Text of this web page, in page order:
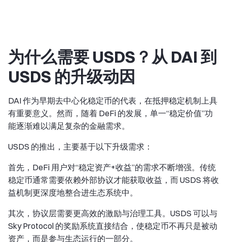
为什么需要 USDS？从 DAI 到
USDS 的升级动因
DAI 作为早期去中心化稳定币的代表，在抵押稳定机制上具
有重要意义。然而，随着 DeFi 的发展，单一“稳定价值”功
能逐渐难以满足复杂的金融需求。
USDS 的推出，主要基于以下升级需求：
首先，DeFi 用户对“稳定资产+收益”的需求不断增强。传统
稳定币通常需要依赖外部协议才能获取收益，而 USDS 将收
益机制更深度地整合进生态系统中。
其次，协议层需要更高效的激励与治理工具。USDS 可以与
Sky Protocol 的奖励系统直接结合，使稳定币不再只是被动
资产，而是参与生态运行的一部分。